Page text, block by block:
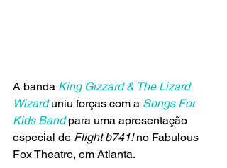
A banda King Gizzard & The Lizard
Wizard uniu forças com a Songs For
Kids Band para uma apresentação
especial de Flight b741! no Fabulous
Fox Theatre, em Atlanta.